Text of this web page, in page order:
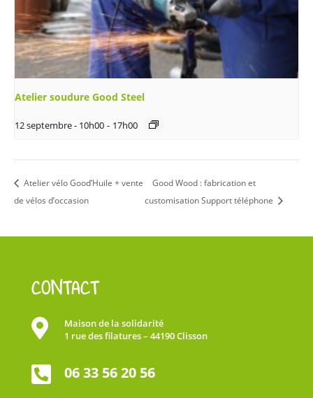
Atelier soudure Good Steel
12 septembre - 10h00 - 17h00
Atelier vélo Good’Huile + vente
de vélos d’occasion
Good Wood : fabrication et
customisation Support téléphone
CONTACT

Maison de la solidarité
1 rue des filatures – 44190 Clisson
 06 33 56 20 56